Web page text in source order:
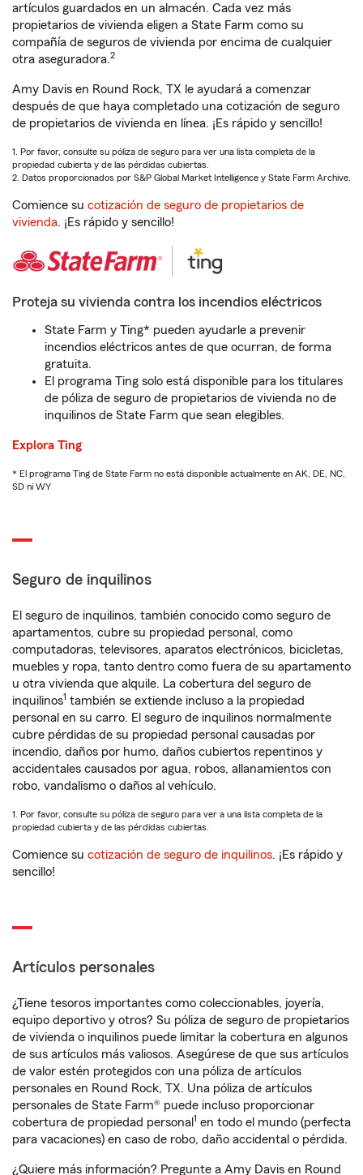
artículos guardados en un almacén. Cada vez más
propietarios de vivienda eligen a State Farm como su
compañía de seguros de vivienda por encima de cualquier
otra aseguradora.2
Amy Davis en Round Rock, TX le ayudará a comenzar
después de que haya completado una cotización de seguro
de propietarios de vivienda en línea. ¡Es rápido y sencillo!
1. Por favor, consulte su póliza de seguro para ver una lista completa de la
propiedad cubierta y de las pérdidas cubiertas.
2. Datos proporcionados por S&P Global Market Intelligence y State Farm Archive.
Comience su cotización de seguro de propietarios de
vivienda. ¡Es rápido y sencillo!
Proteja su vivienda contra los incendios eléctricos
State Farm y Ting* pueden ayudarle a prevenir
incendios eléctricos antes de que ocurran, de forma
gratuita.
El programa Ting solo está disponible para los titulares
de póliza de seguro de propietarios de vivienda no de
inquilinos de State Farm que sean elegibles.
Explora Ting
* El programa Ting de State Farm no está disponible actualmente en AK, DE, NC,
SD ni WY
Seguro de inquilinos
El seguro de inquilinos, también conocido como seguro de
apartamentos, cubre su propiedad personal, como
computadoras, televisores, aparatos electrónicos, bicicletas,
muebles y ropa, tanto dentro como fuera de su apartamento
u otra vivienda que alquile. La cobertura del seguro de
inquilinos1 también se extiende incluso a la propiedad
personal en su carro. El seguro de inquilinos normalmente
cubre pérdidas de su propiedad personal causadas por
incendio, daños por humo, daños cubiertos repentinos y
accidentales causados por agua, robos, allanamientos con
robo, vandalismo o daños al vehículo.
1. Por favor, consulte su póliza de seguro para ver a una lista completa de la
propiedad cubierta y de las pérdidas cubiertas.
Comience su cotización de seguro de inquilinos. ¡Es rápido y
sencillo!
Artículos personales
¿Tiene tesoros importantes como coleccionables, joyería,
equipo deportivo y otros? Su póliza de seguro de propietarios
de vivienda o inquilinos puede limitar la cobertura en algunos
de sus artículos más valiosos. Asegúrese de que sus artículos
de valor estén protegidos con una póliza de artículos
personales en Round Rock, TX. Una póliza de artículos
personales de State Farm® puede incluso proporcionar
cobertura de propiedad personal 1 en todo el mundo (perfecta
para vacaciones) en caso de robo, daño accidental o pérdida.
¿Quiere más información? Pregunte a Amy Davis en Round